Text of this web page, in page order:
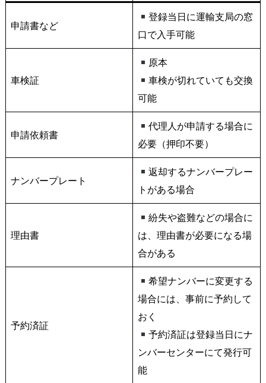
申請書など
登録当日に運輸支局の窓
口で入手可能
車検証
原本
車検が切れていても交換
可能
申請依頼書
代理人が申請する場合に
必要（押印不要）
ナンバープレート
返却するナンバープレー
トがある場合
理由書
紛失や盗難などの場合に
は、理由書が必要になる場
合がある
予約済証
希望ナンバーに変更する
場合には、事前に予約して
おく
予約済証は登録当日にナ
ンバーセンターにて発行可
能